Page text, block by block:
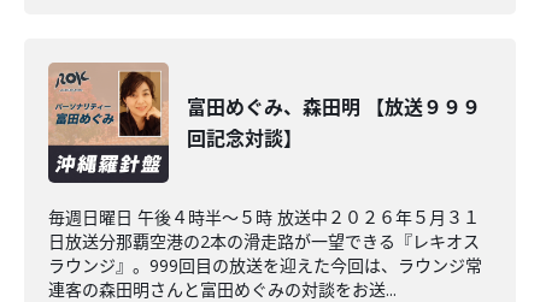
富田めぐみ、森田明 【放送９９９
回記念対談】
毎週日曜日 午後４時半～５時 放送中２０２６年５月３１
日放送分那覇空港の2本の滑走路が一望できる『レキオス
ラウンジ』。999回目の放送を迎えた今回は、ラウンジ常
連客の森田明さんと富田めぐみの対談をお送...